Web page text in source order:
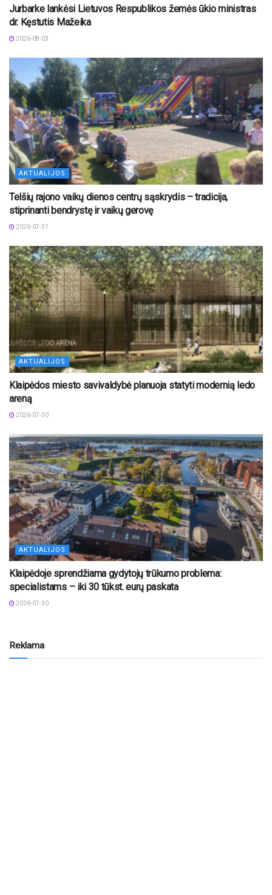
Jurbarke lankėsi Lietuvos Respublikos žemės ūkio ministras
dr. Kęstutis Mažeika
2026-08-03
AKTUALIJOS
Telšių rajono vaikų dienos centrų sąskrydis – tradicija,
stiprinanti bendrystę ir vaikų gerovę
2026-07-31
AKTUALIJOS
Klaipėdos miesto savivaldybė planuoja statyti modernią ledo
areną
2026-07-30
AKTUALIJOS
Klaipėdoje sprendžiama gydytojų trūkumo problema:
specialistams – iki 30 tūkst. eurų paskata
2026-07-30
Reklama